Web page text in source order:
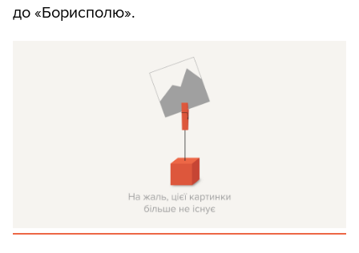
до «Борисполю».